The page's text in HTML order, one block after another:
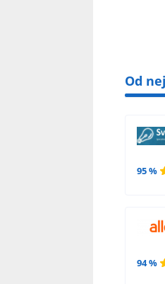
Od
95 %
94 %